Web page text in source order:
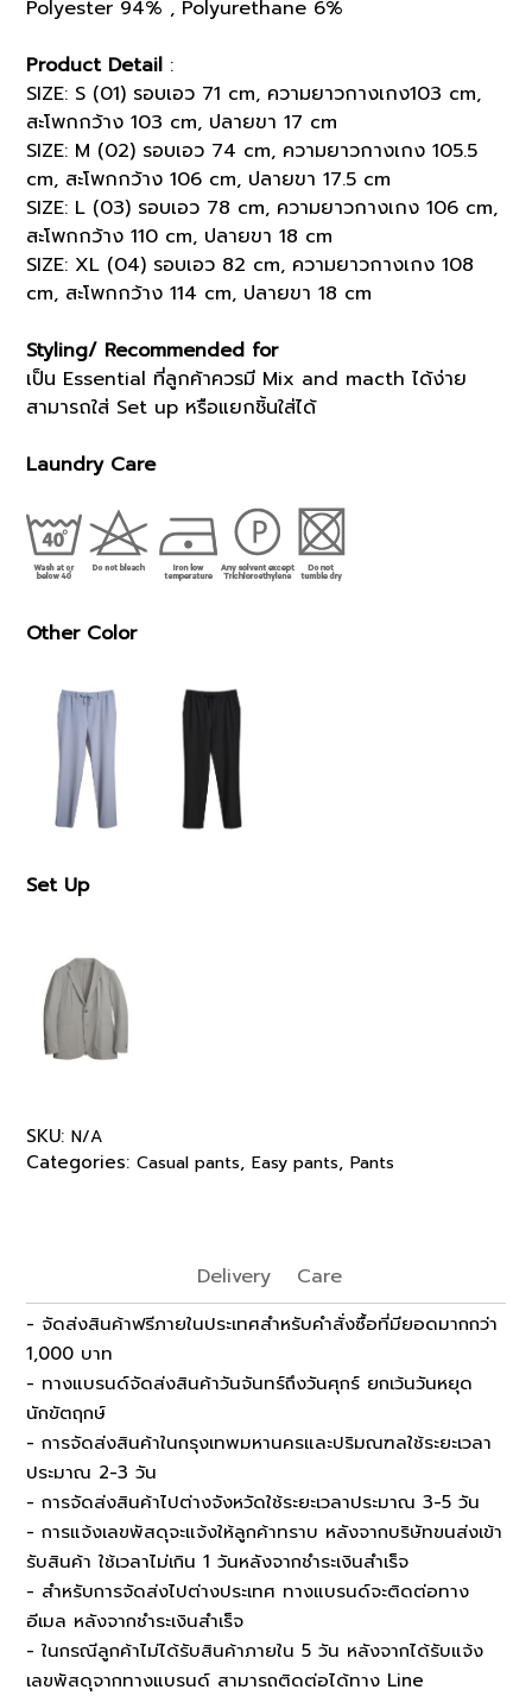
Polyester 94% , Polyurethane 6%
Product Detail :
SIZE: S (01) รอบเอว 71 cm, ความยาวกางเกง103 cm,
สะโพกกว้าง 103 cm, ปลายขา 17 cm
SIZE: M (02) รอบเอว 74 cm, ความยาวกางเกง 105.5
cm, สะโพกกว้าง 106 cm, ปลายขา 17.5 cm
SIZE: L (03) รอบเอว 78 cm, ความยาวกางเกง 106 cm,
สะโพกกว้าง 110 cm, ปลายขา 18 cm
SIZE: XL (04) รอบเอว 82 cm, ความยาวกางเกง 108
cm, สะโพกกว้าง 114 cm, ปลายขา 18 cm
Styling/ Recommended for
เป็น Essential ที่ลูกค้าควรมี Mix and macth ได้ง่าย
สามารถใส่ Set up หรือแยกชิ้นใส่ได้
Laundry Care
Other Color
Set Up
SKU: N/A
Categories: Casual pants, Easy pants, Pants
Delivery Care
- จัดส่งสินค้าฟรีภายในประเทศสำหรับคำสั่งซื้อที่มียอดมากกว่า
1,000 บาท
- ทางแบรนด์จัดส่งสินค้าวันจันทร์ถึงวันศุกร์ ยกเว้นวันหยุด
นักขัตฤกษ์
- การจัดส่งสินค้าในกรุงเทพมหานครและปริมณฑลใช้ระยะเวลา
ประมาณ 2-3 วัน
- การจัดส่งสินค้าไปต่างจังหวัดใช้ระยะเวลาประมาณ 3-5 วัน
- การแจ้งเลขพัสดุจะแจ้งให้ลูกค้าทราบ หลังจากบริษัทขนส่งเข้า
รับสินค้า ใช้เวลาไม่เกิน 1 วันหลังจากชำระเงินสำเร็จ
- สำหรับการจัดส่งไปต่างประเทศ ทางแบรนด์จะติดต่อทาง
อีเมล หลังจากชำระเงินสำเร็จ
- ในกรณีลูกค้าไม่ได้รับสินค้าภายใน 5 วัน หลังจากได้รับแจ้ง
เลขพัสดุจากทางแบรนด์ สามารถติดต่อได้ทาง Line